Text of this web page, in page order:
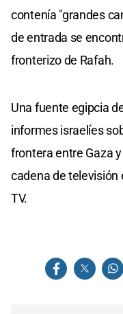
contenía "grandes
de entrada se
fronterizo de Rafah.
Una fuente egipcia
informes israelíes
frontera entre Gaza
cadena de televisión
TV.